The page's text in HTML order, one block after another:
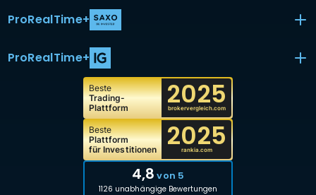
ProRealTime+
ProRealTime+
Beste
Trading-
Plattform
2025
brokervergleich.com
Beste
Plattform
für Investitionen
2025
rankia.com
4,8 von 5
1126 unabhängige Bewertungen